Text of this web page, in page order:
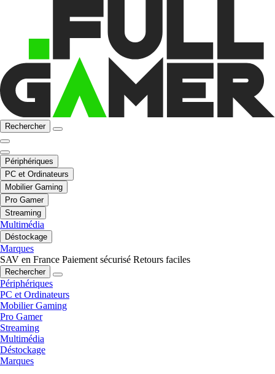
Rechercher
Périphériques
PC et Ordinateurs
Mobilier Gaming
Pro Gamer
Streaming
Multimédia
Déstockage
Marques
SAV en France Paiement sécurisé Retours faciles
Rechercher
Périphériques
PC et Ordinateurs
Mobilier Gaming
Pro Gamer
Streaming
Multimédia
Déstockage
Marques